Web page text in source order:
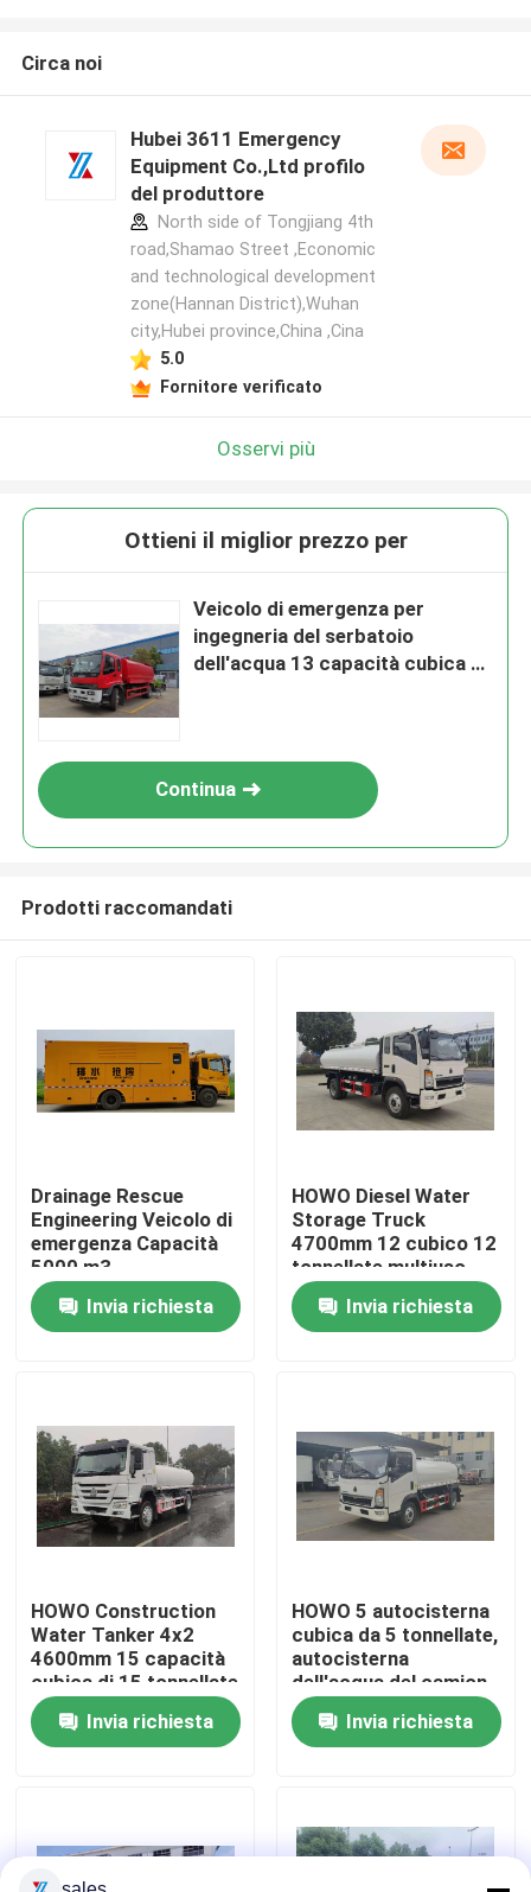
Casa
Prodotti
Giro della fabbrica
Controllo di qualità
Richieda una citazione
Camion dei vigili del fuoco di salvataggio di
Camion dei pompieri a polvere secca
Circa noi
Hubei 3611 Emergency
Equipment Co.,Ltd profilo
del produttore
North side of Tongjiang 4th
road,Shamao Street ,Economic
and technological development
zone(Hannan District),Wuhan
city,Hubei province,China ,Cina
5.0
Fornitore verificato
Osservi più
Ottieni il miglior prezzo per
Veicolo di emergenza per
ingegneria del serbatoio
dell'acqua 13 capacità cubica di
Continua
Prodotti raccomandati
Drainage Rescue
Engineering Veicolo di
emergenza Capacità
5000 m3
Invia richiesta
HOWO Diesel Water
Storage Truck
4700mm 12 cubico 12
tonnellate multiuso
Invia richiesta
HOWO Construction
Water Tanker 4x2
4600mm 15 capacità
cubica di 15 tonnellate
Invia richiesta
HOWO 5 autocisterna
cubica da 5 tonnellate,
autocisterna
dell'acqua del camion
di 4X2 3360mm
Invia richiesta